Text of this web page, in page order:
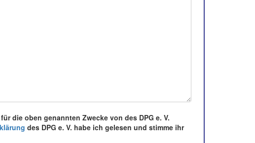
die oben genannten Zwecke von des DPG e. V.
des DPG e. V. habe ich gelesen und stimme ihr